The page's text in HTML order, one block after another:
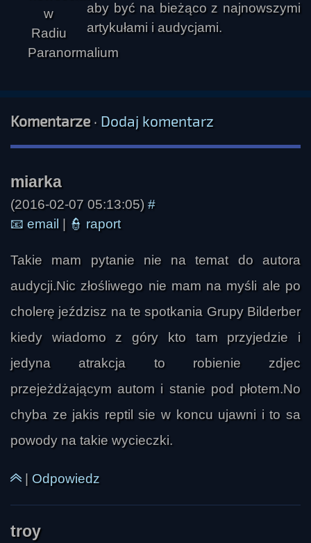
aby być na bieżąco z najnowszymi
artykułami i audycjami.
Komentarze· Dodaj komentarz
(2016-02-07 05:13:05) #
📧 email 👮 raport
Takie mam pytanie nie na temat do autora
audycji.Nic złośliwego nie mam na myśli ale po
cholerę jeździsz na te spotkania Grupy Bilderber
kiedy wiadomo z góry kto tam przyjedzie i
jedyna atrakcja to robienie zdjec
przejeżdżającym autom i stanie pod płotem.No
chyba ze jakis reptil sie w koncu ujawni i to sa
powody na takie wycieczki.
Odpowiedz
troy
SAymon